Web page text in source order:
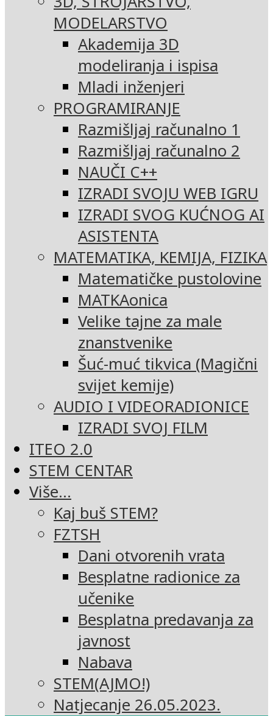
MODELARSTVO
Akademija 3D
modeliranja i ispisa
Mladi inženjeri
PROGRAMIRANJE
Razmišljaj računalno 1
Razmišljaj računalno 2
NAUČI C++
IZRADI SVOJU WEB IGRU
IZRADI SVOG KUĆNOG AI
ASISTENTA
MATEMATIKA, KEMIJA, FIZIKA
Matematičke pustolovine
MATKAonica
Velike tajne za male
znanstvenike
Šuć-muć tikvica (Magični
svijet kemije)
AUDIO I VIDEORADIONICE
IZRADI SVOJ FILM
ITEO 2.0
STEM CENTAR
Više…
Kaj buš STEM?
FZTSH
Dani otvorenih vrata
Besplatne radionice za
učenike
Besplatna predavanja za
javnost
Nabava
STEM(AJMO!)
Natjecanje 26.05.2023.